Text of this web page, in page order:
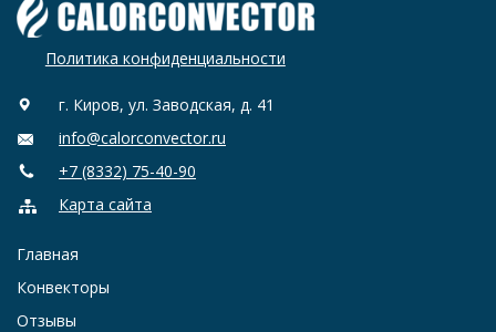
Политика конфиденциальности
г. Киров, ул. Заводская, д. 41
info@calorconvector.ru
+7 (8332) 75-40-90
Карта сайта
Главная
Конвекторы
Отзывы